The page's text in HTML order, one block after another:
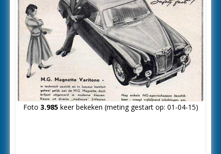
Foto 3.985keer bekeken (meting gestart op: 01-04-15)